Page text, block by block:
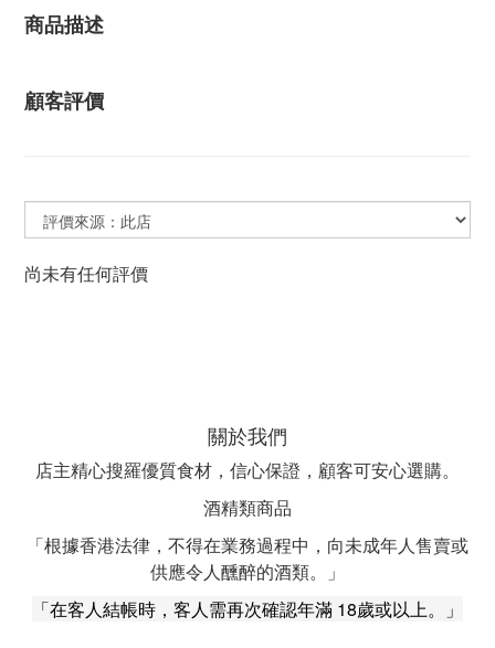
商品描述
顧客評價
尚未有任何評價
關於我們
店主精心搜羅優質食材，信心保證，顧客可安心選購。
酒精類商品
「根據香港法律，不得在業務過程中，向未成年人售賣或
供應令人醺醉的酒類。」
「在客人結帳時，客人需再次確認年滿 18歲或以上。」